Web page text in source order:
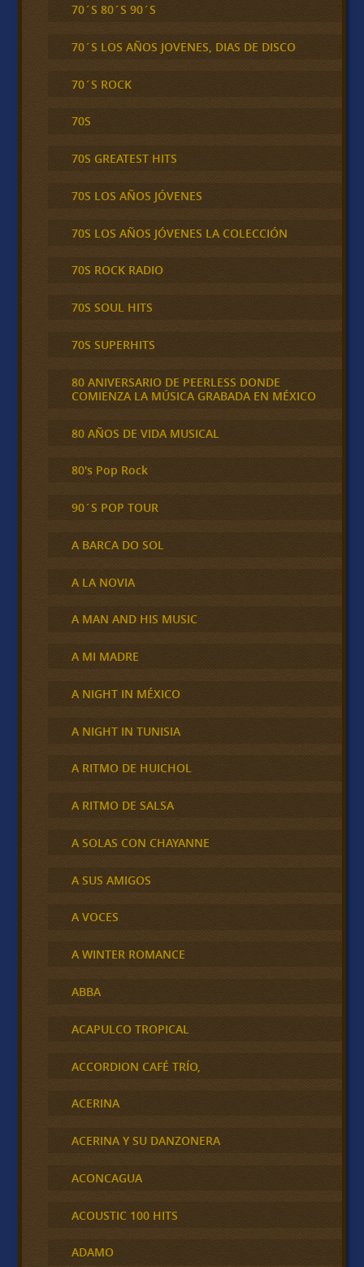
70´S 80´S 90´S
70´S LOS AÑOS JOVENES, DIAS DE DISCO
70´S ROCK
70S
70S GREATEST HITS
70S LOS AÑOS JÓVENES
70S LOS AÑOS JÓVENES LA COLECCIÓN
70S ROCK RADIO
70S SOUL HITS
70S SUPERHITS
80 ANIVERSARIO DE PEERLESS DONDE
COMIENZA LA MÚSICA GRABADA EN MÉXICO
80 AÑOS DE VIDA MUSICAL
80's Pop Rock
90´S POP TOUR
A BARCA DO SOL
A LA NOVIA
A MAN AND HIS MUSIC
A MI MADRE
A NIGHT IN MÉXICO
A NIGHT IN TUNISIA
A RITMO DE HUICHOL
A RITMO DE SALSA
A SOLAS CON CHAYANNE
A SUS AMIGOS
A VOCES
A WINTER ROMANCE
ABBA
ACAPULCO TROPICAL
ACCORDION CAFÉ TRÍO,
ACERINA
ACERINA Y SU DANZONERA
ACONCAGUA
ACOUSTIC 100 HITS
ADAMO